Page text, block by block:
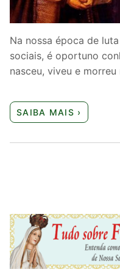
Na nossa época de
sociais, é oportuno
nasceu, viveu e morreu
SAIBA MAIS ›